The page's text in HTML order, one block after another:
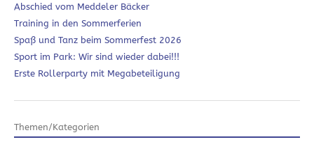
Abschied vom Meddeler Bäcker
Training in den Sommerferien
Spaß und Tanz beim Sommerfest 2026
Sport im Park: Wir sind wieder dabei!!!
Erste Rollerparty mit Megabeteiligung
Themen/Kategorien